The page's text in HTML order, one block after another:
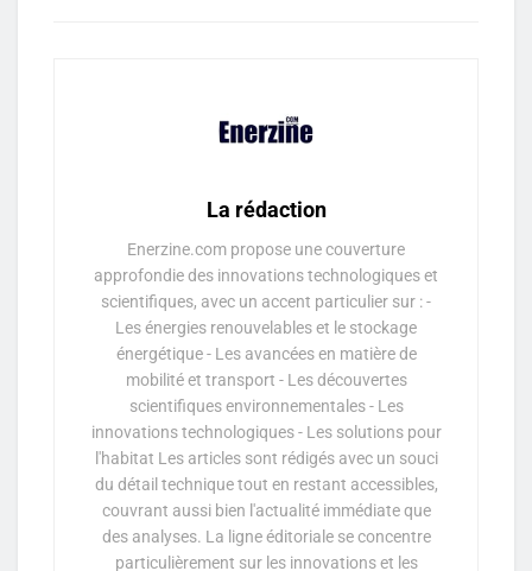
La rédaction
Enerzine.com propose une couverture
approfondie des innovations technologiques et
scientifiques, avec un accent particulier sur : -
Les énergies renouvelables et le stockage
énergétique - Les avancées en matière de
mobilité et transport - Les découvertes
scientifiques environnementales - Les
innovations technologiques - Les solutions pour
l'habitat Les articles sont rédigés avec un souci
du détail technique tout en restant accessibles,
couvrant aussi bien l'actualité immédiate que
des analyses. La ligne éditoriale se concentre
particulièrement sur les innovations et les